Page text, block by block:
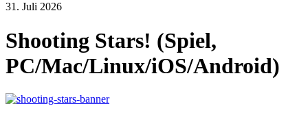
31. Juli 2026
Shooting Stars! (Spiel,
PC/Mac/Linux/iOS/Android)